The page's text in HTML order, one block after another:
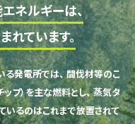
ネルギーは、
れています。
る発電所では、間伐材等のこ
プ）を主な燃料とし、蒸気タ
いるのはこれまで放置されて